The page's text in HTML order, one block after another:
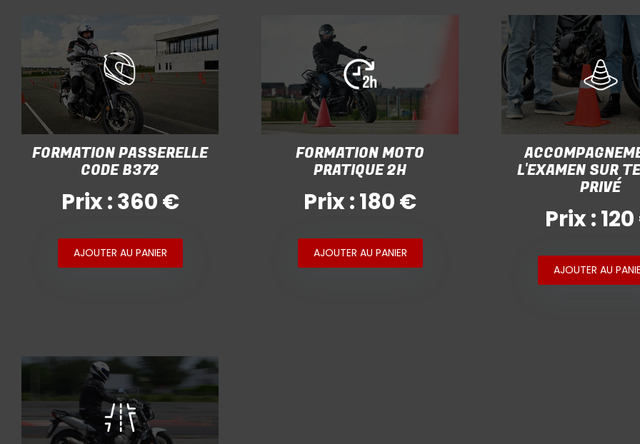
FORMATION PASSERELLE
CODE B372
Prix : 360 €
AJOUTER AU PANIER
FORMATION MOTO
PRATIQUE 2H
Prix : 180 €
AJOUTER AU PANIER
L'EXAMEN SUR
PRIVÉ
Prix :
AJOUTER AU